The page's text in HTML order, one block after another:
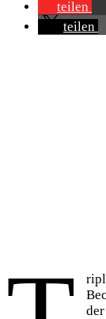
teilen
teilen